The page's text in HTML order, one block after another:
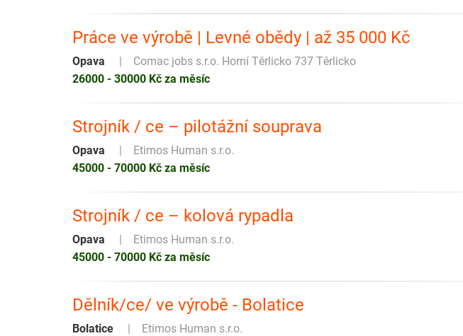
Práce ve výrobě | Levné obědy | až 35 000 Kč
Opava
Comac jobs s.r.o. Horní Těrlicko 737 Těrlicko
26000 - 30000 Kč za měsíc
Strojník / ce – pilotážní souprava
Opava
Etimos Human s.r.o.
45000 - 70000 Kč za měsíc
Strojník / ce – kolová rypadla
Opava
Etimos Human s.r.o.
45000 - 70000 Kč za měsíc
Dělník/ce/ ve výrobě - Bolatice
Bolatice
Etimos Human s.r.o.